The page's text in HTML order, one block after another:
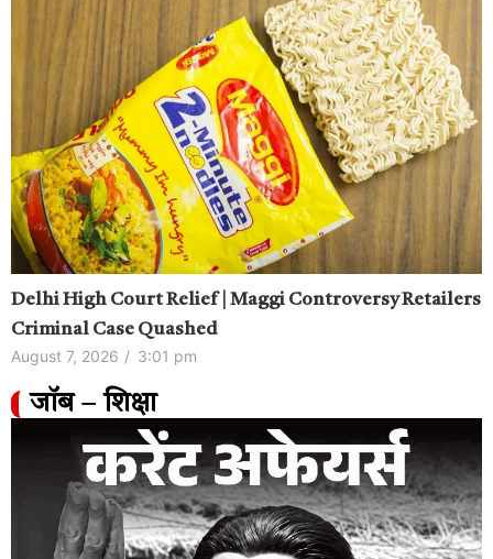
Delhi High Court Relief | Maggi Controversy Retailers
Criminal Case Quashed
August 7, 2026 / 3:01 pm
जॉब – शिक्षा